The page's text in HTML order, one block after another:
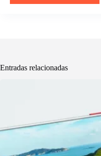
Entradas relacionadas